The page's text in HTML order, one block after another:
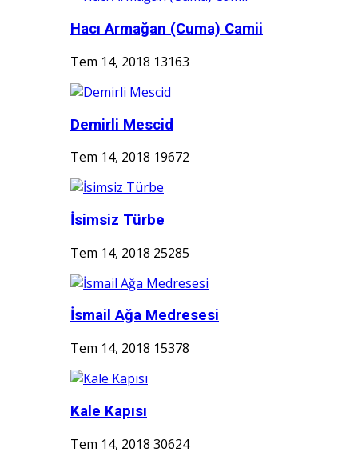
Hacı Armağan (Cuma) Camii
Tem 14, 2018 13163
Demirli Mescid
Tem 14, 2018 19672
İsimsiz Türbe
Tem 14, 2018 25285
İsmail Ağa Medresesi
Tem 14, 2018 15378
Kale Kapısı
Tem 14, 2018 30624